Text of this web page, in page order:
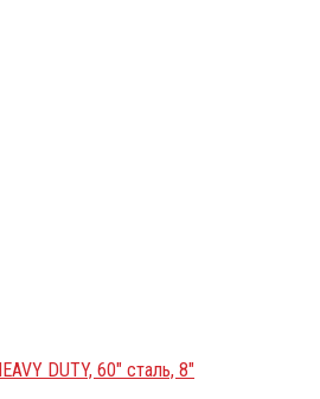
DUTY, 60″ сталь, 8″